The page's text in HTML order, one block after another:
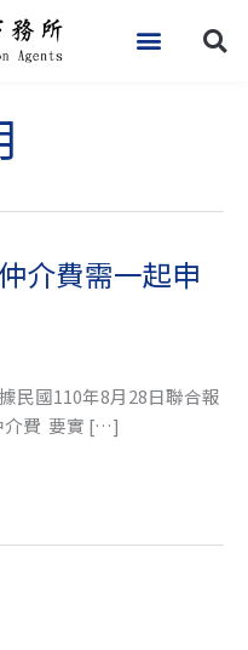
介費需一起申
民國110年8月28日聯合報
介費 要實 […]